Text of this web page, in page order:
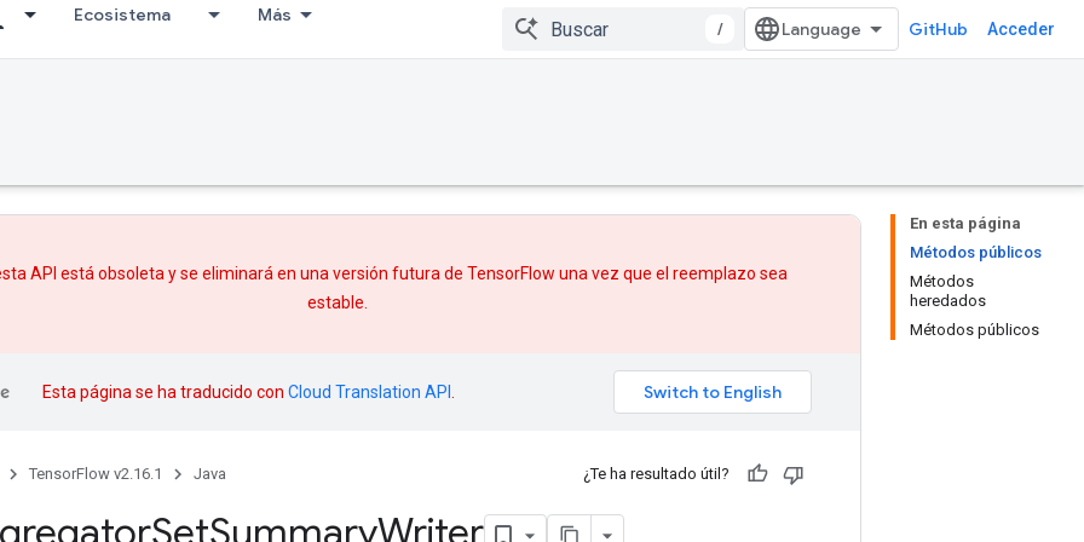
Ecosistema Más
/ GitHub Acceder
En esta página
Métodos públicos
Métodos
heredados
Métodos públicos
API está obsoleta y se eliminará en una versión futura de TensorFlow una vez que el reemplazo sea
estable.
Esta página se ha traducido con Cloud Translation API
TensorFlow v2.16.1 Java ¿Te ha resultado útil?
SetSummaryWriter